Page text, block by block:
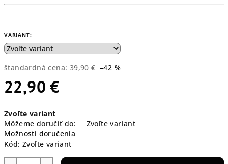
VARIANT:
štandardná cena: 39,90 € –42 %
22,90 €
cena:
Zvoľte variant
Môžeme doručiť do:
Zvoľte variant
Možnosti doručenia
Kód: Zvoľte variant